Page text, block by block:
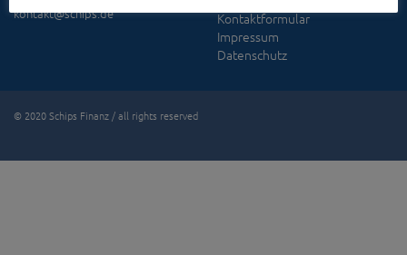
kontakt@schips.de
Kontaktformular
Impressum
Datenschutz
© 2020 Schips Finanz / all rights reserved